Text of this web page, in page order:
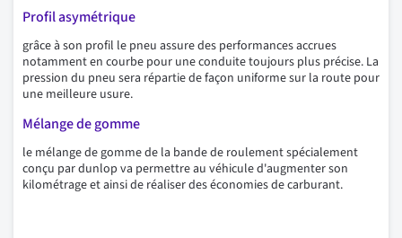
Profil asymétrique
grâce à son profil le pneu assure des performances accrues
notamment en courbe pour une conduite toujours plus précise. La
pression du pneu sera répartie de façon uniforme sur la route pour
une meilleure usure.
Mélange de gomme
le mélange de gomme de la bande de roulement spécialement
conçu par dunlop va permettre au véhicule d'augmenter son
kilométrage et ainsi de réaliser des économies de carburant.